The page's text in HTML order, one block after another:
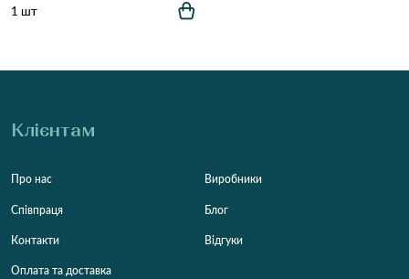
1 шт
Клієнтам
Про нас
Співпраця
Контакти
Оплата та доставка
Виробники
Блог
Відгуки